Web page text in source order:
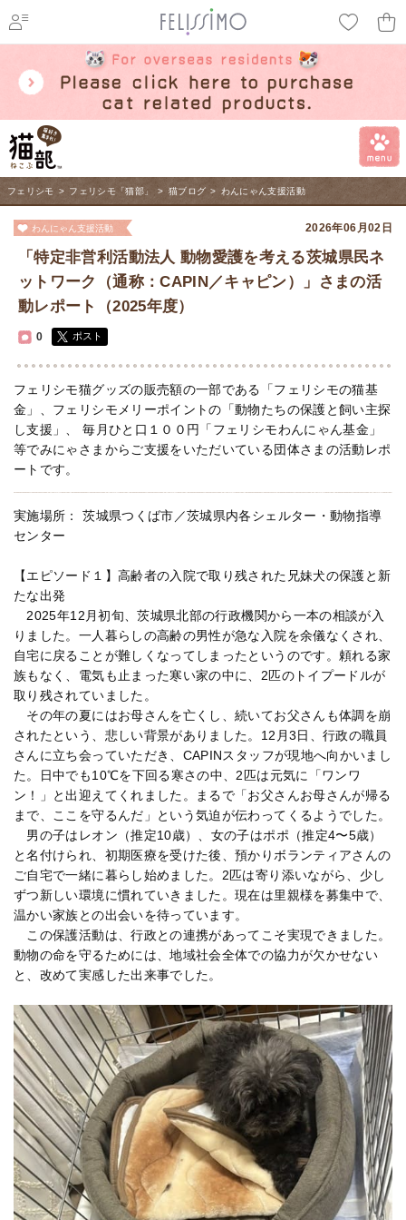
フェリシモ > フェリシモ「猫部」 > 猫ブログ > わんにゃん支援活動
わんにゃん支援活動 2026年06月02日
「特定非営利活動法人 動物愛護を考える茨城県民ネ
ットワーク（通称：CAPIN／キャピン）」さまの活
動レポート（2025年度）
0 ポスト
フェリシモ猫グッズの販売額の一部である「フェリシモの猫基
金」、フェリシモメリーポイントの「動物たちの保護と飼い主探
し支援」、 毎月ひと口１００円「フェリシモわんにゃん基金」
等でみにゃさまからご支援をいただいている団体さまの活動レポ
ートです。
実施場所： 茨城県つくば市／茨城県内各シェルター・動物指導
センター
【エピソード１】高齢者の入院で取り残された兄妹犬の保護と新
たな出発
2025年12月初旬、茨城県北部の行政機関から一本の相談が入
りました。一人暮らしの高齢の男性が急な入院を余儀なくされ、
自宅に戻ることが難しくなってしまったというのです。頼れる家
族もなく、電気も止まった寒い家の中に、2匹のトイプードルが
取り残されていました。
その年の夏にはお母さんを亡くし、続いてお父さんも体調を崩
されたという、悲しい背景がありました。12月3日、行政の職員
さんに立ち会っていただき、CAPINスタッフが現地へ向かいまし
た。日中でも10℃を下回る寒さの中、2匹は元気に「ワンワ
ン！」と出迎えてくれました。まるで「お父さんお母さんが帰る
まで、ここを守るんだ」という気迫が伝わってくるようでした。
男の子はレオン（推定10歳）、女の子はポポ（推定4〜5歳）
と名付けられ、初期医療を受けた後、預かりボランティアさんの
ご自宅で一緒に暮らし始めました。2匹は寄り添いながら、少し
ずつ新しい環境に慣れていきました。現在は里親様を募集中で、
温かい家族との出会いを待っています。
この保護活動は、行政との連携があってこそ実現できました。
動物の命を守るためには、地域社会全体での協力が欠かせない
と、改めて実感した出来事でした。